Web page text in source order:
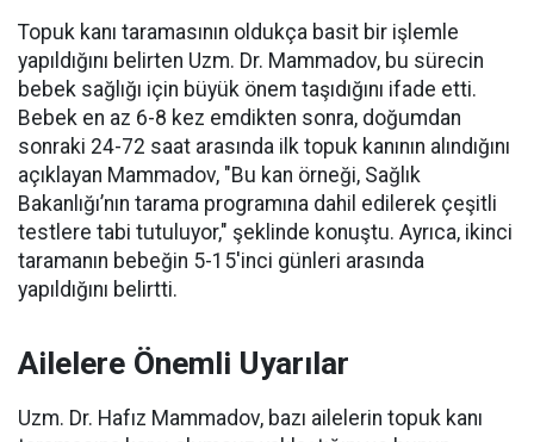
Topuk kanı taramasının oldukça basit bir işlemle
yapıldığını belirten Uzm. Dr. Mammadov, bu sürecin
bebek sağlığı için büyük önem taşıdığını ifade etti.
Bebek en az 6-8 kez emdikten sonra, doğumdan
sonraki 24-72 saat arasında ilk topuk kanının alındığını
açıklayan Mammadov, "Bu kan örneği, Sağlık
Bakanlığı’nın tarama programına dahil edilerek çeşitli
testlere tabi tutuluyor," şeklinde konuştu. Ayrıca, ikinci
taramanın bebeğin 5-15'inci günleri arasında
yapıldığını belirtti.
Ailelere Önemli Uyarılar
Uzm. Dr. Hafız Mammadov, bazı ailelerin topuk kanı